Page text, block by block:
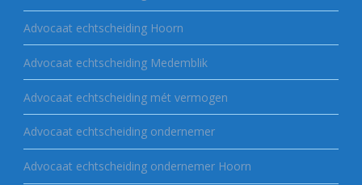
Advocaat echtscheiding Hoorn
Advocaat echtscheiding Medemblik
Advocaat echtscheiding mét vermogen
Advocaat echtscheiding ondernemer
Advocaat echtscheiding ondernemer Hoorn